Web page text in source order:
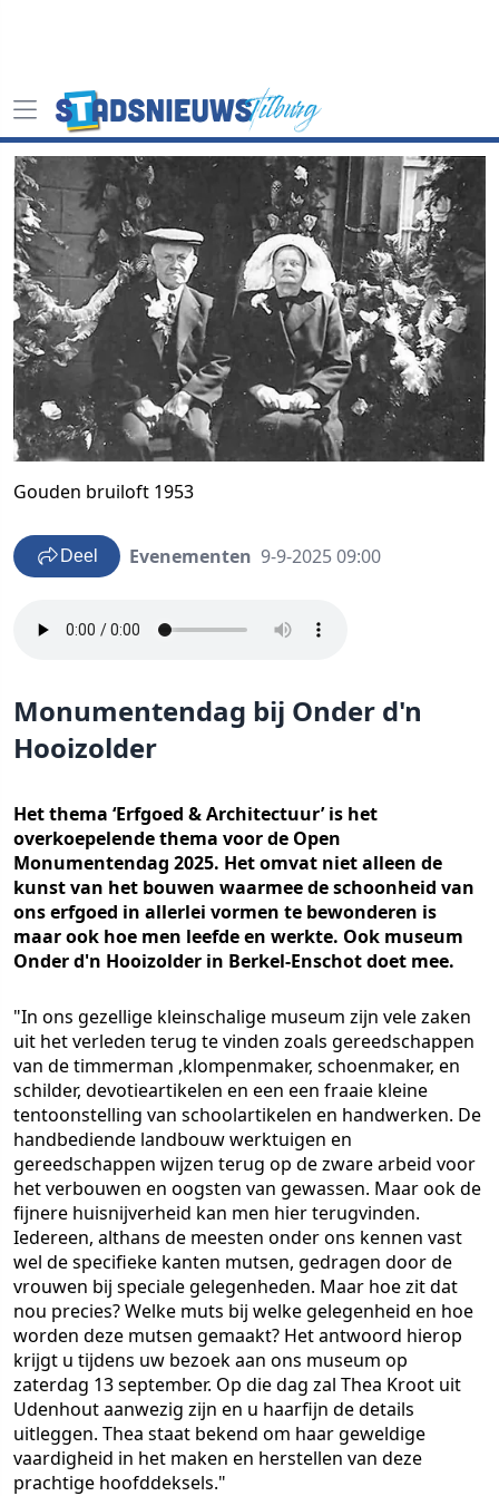
Gouden bruiloft 1953
Deel Evenementen 9-9-2025 09:00
Monumentendag bij Onder d'n
Hooizolder
Het thema ‘Erfgoed & Architectuur’ is het
overkoepelende thema voor de Open
Monumentendag 2025. Het omvat niet alleen de
kunst van het bouwen waarmee de schoonheid van
ons erfgoed in allerlei vormen te bewonderen is
maar ook hoe men leefde en werkte. Ook museum
Onder d'n Hooizolder in Berkel-Enschot doet mee.
"In ons gezellige kleinschalige museum zijn vele zaken
uit het verleden terug te vinden zoals gereedschappen
van de timmerman ,klompenmaker, schoenmaker, en
schilder, devotieartikelen en een een fraaie kleine
tentoonstelling van schoolartikelen en handwerken. De
handbediende landbouw werktuigen en
gereedschappen wijzen terug op de zware arbeid voor
het verbouwen en oogsten van gewassen. Maar ook de
fijnere huisnijverheid kan men hier terugvinden.
Iedereen, althans de meesten onder ons kennen vast
wel de specifieke kanten mutsen, gedragen door de
vrouwen bij speciale gelegenheden. Maar hoe zit dat
nou precies? Welke muts bij welke gelegenheid en hoe
worden deze mutsen gemaakt? Het antwoord hierop
krijgt u tijdens uw bezoek aan ons museum op
zaterdag 13 september. Op die dag zal Thea Kroot uit
Udenhout aanwezig zijn en u haarfijn de details
uitleggen. Thea staat bekend om haar geweldige
vaardigheid in het maken en herstellen van deze
prachtige hoofddeksels."